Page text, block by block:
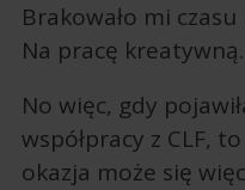
Brakowało mi
Na pracę
No więc, gdy
współpracy z CLF,
okazja może się